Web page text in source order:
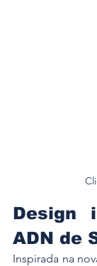
Design
ADN de
Inspirada na